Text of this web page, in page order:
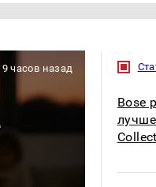
9 часов назад
Bose